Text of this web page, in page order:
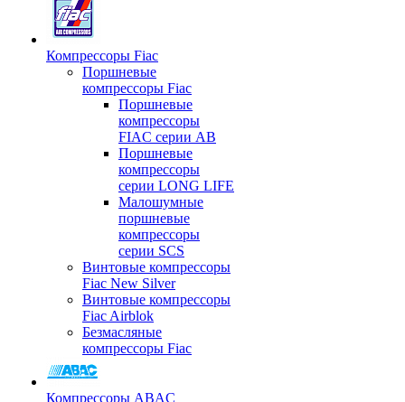
Компрессоры Fiac
Поршневые
компрессоры Fiac
Поршневые
компрессоры
FIAC серии AB
Поршневые
компрессоры
серии LONG LIFE
Малошумные
поршневые
компрессоры
серии SCS
Винтовые компрессоры
Fiac New Silver
Винтовые компрессоры
Fiac Airblok
Безмасляные
компрессоры Fiac
Компрессоры ABAC